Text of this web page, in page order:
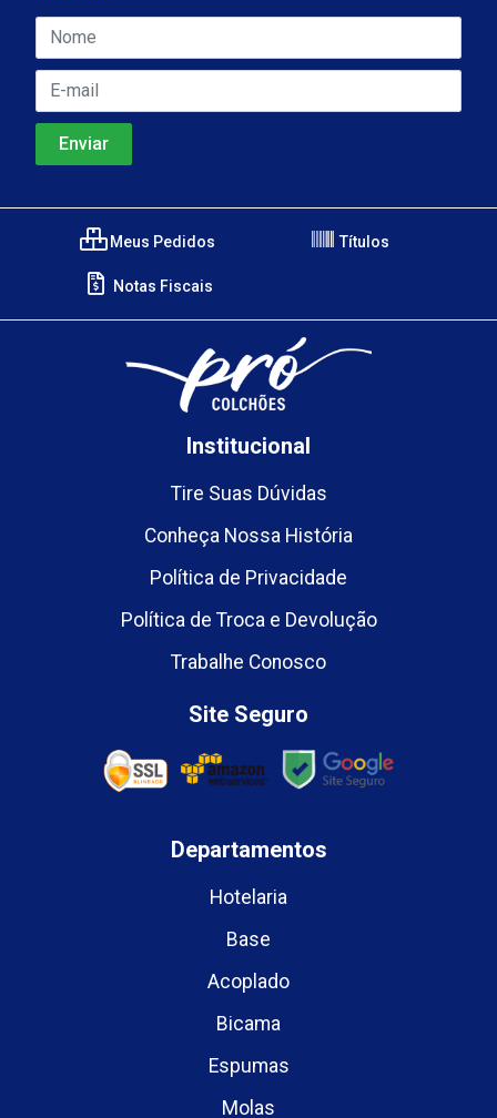
Meus Pedidos Títulos
Notas Fiscais
Institucional
Tire Suas Dúvidas
Conheça Nossa História
Política de Privacidade
Política de Troca e Devolução
Trabalhe Conosco
Site Seguro
Departamentos
Hotelaria
Base
Acoplado
Bicama
Espumas
Molas